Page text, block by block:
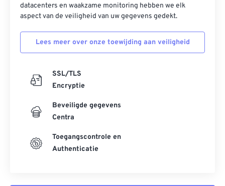
datacenters en waakzame monitoring hebben we elk
aspect van de veiligheid van uw gegevens gedekt.
Lees meer over onze toewijding aan veiligheid
SSL/TLS
Encryptie
Beveiligde gegevens
Centra
Toegangscontrole en
Authenticatie